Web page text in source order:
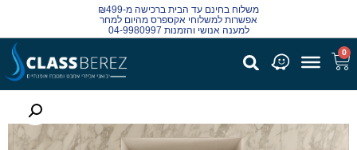
משלוח בחינם עד הבית ברכישה מ-₪499
אפשרות למשלוחי אקספרס מהיום למחר
למענה אנושי והזמנות 04-9980997
0